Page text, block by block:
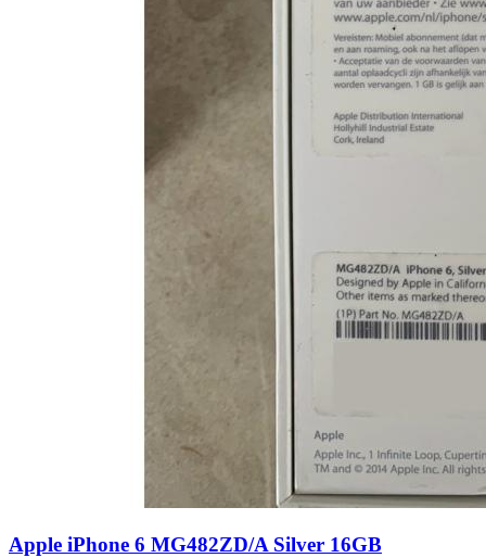
Apple iPhone 6 MG482ZD/A Silver 16GB